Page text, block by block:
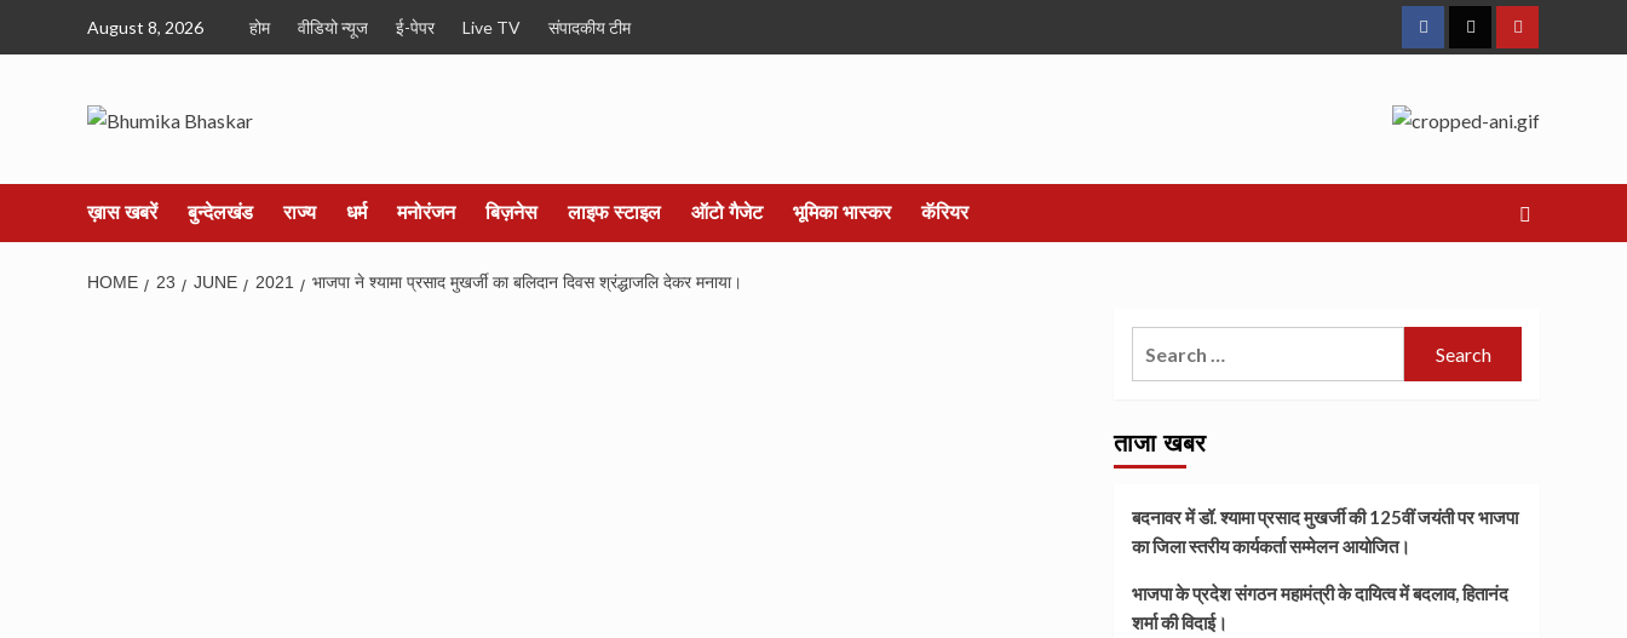
August 8, 2026 होम वीडियो न्यूज ई-पेपर Live TV संपादकीय टीम
FacebookTwitterYoutube
ख़ास खबरें बुन्देलखंड राज्य धर्म मनोरंजन बिज़नेस लाइफ स्टाइल ऑटो गैजेट भूमिका भास्कर कॅरियर
HOME 23 JUNE 2021 भाजपा ने श्यामा प्रसाद मुखर्जी का बलिदान दिवस श्रंद्धाजलि देकर मनाया।
ताजा खबर
बदनावर में डॉ. श्यामा प्रसाद मुखर्जी की 125वीं जयंती पर भाजपा
का जिला स्तरीय कार्यकर्ता सम्मेलन आयोजित।
भाजपा के प्रदेश संगठन महामंत्री के दायित्व में बदलाव, हितानंद
शर्मा की विदाई।